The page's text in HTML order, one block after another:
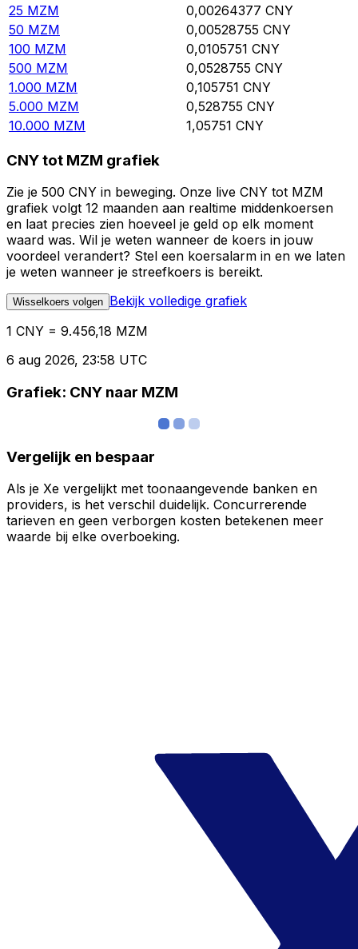
25 MZM 0,00264377 CNY
50 MZM 0,00528755 CNY
100 MZM 0,0105751 CNY
500 MZM 0,0528755 CNY
1.000 MZM 0,105751 CNY
5.000 MZM 0,528755 CNY
10.000 MZM 1,05751 CNY
CNY tot MZM grafiek
Zie je 500 CNY in beweging. Onze live CNY tot MZM
grafiek volgt 12 maanden aan realtime middenkoersen
en laat precies zien hoeveel je geld op elk moment
waard was. Wil je weten wanneer de koers in jouw
voordeel verandert? Stel een koersalarm in en we laten
je weten wanneer je streefkoers is bereikt.
Wisselkoers volgen Bekijk volledige grafiek
1 CNY = 9.456,18 MZM
6 aug 2026, 23:58 UTC
Grafiek: CNY naar MZM
Vergelijk en bespaar
Als je Xe vergelijkt met toonaangevende banken en
providers, is het verschil duidelijk. Concurrerende
tarieven en geen verborgen kosten betekenen meer
waarde bij elke overboeking.